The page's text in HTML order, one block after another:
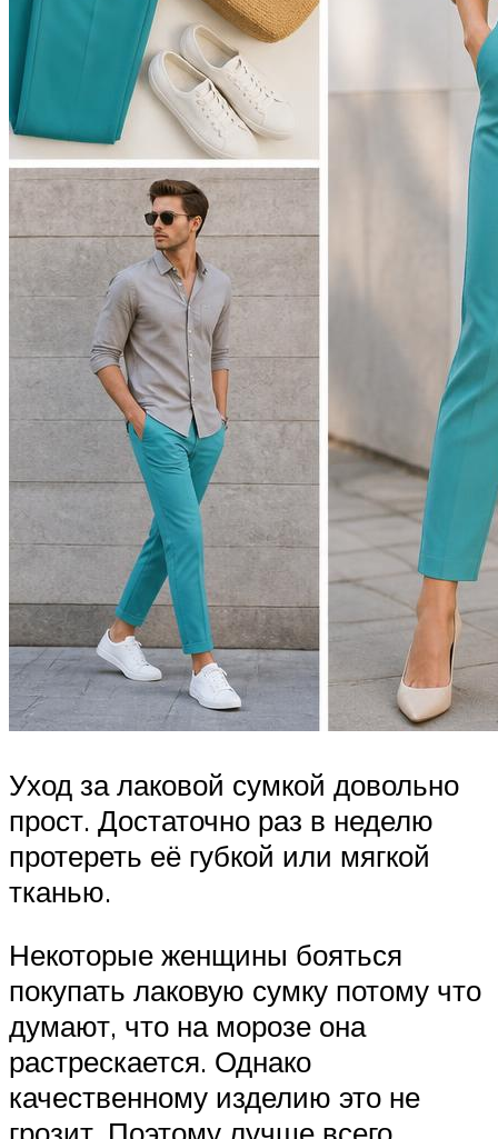
Уход за лаковой сумкой довольно
прост. Достаточно раз в неделю
протереть её губкой или мягкой
тканью.
Некоторые женщины бояться
покупать лаковую сумку потому что
думают, что на морозе она
растрескается. Однако
качественному изделию это не